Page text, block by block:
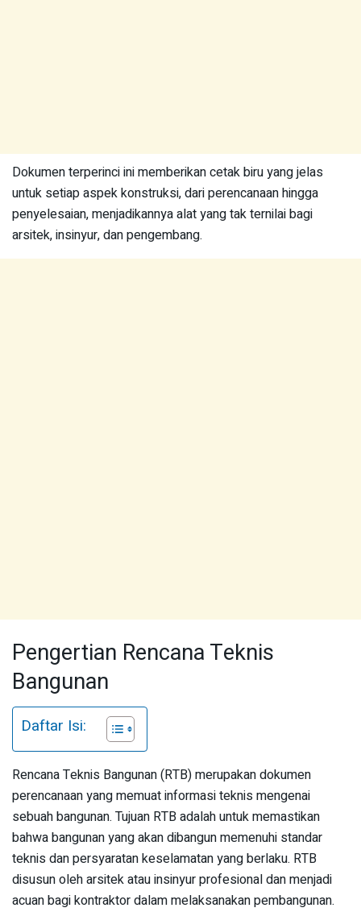
Dokumen terperinci ini memberikan cetak biru yang jelas
untuk setiap aspek konstruksi, dari perencanaan hingga
penyelesaian, menjadikannya alat yang tak ternilai bagi
arsitek, insinyur, dan pengembang.
Pengertian Rencana Teknis
Bangunan
Daftar Isi:
Rencana Teknis Bangunan (RTB) merupakan dokumen
perencanaan yang memuat informasi teknis mengenai
sebuah bangunan. Tujuan RTB adalah untuk memastikan
bahwa bangunan yang akan dibangun memenuhi standar
teknis dan persyaratan keselamatan yang berlaku. RTB
disusun oleh arsitek atau insinyur profesional dan menjadi
acuan bagi kontraktor dalam melaksanakan pembangunan.